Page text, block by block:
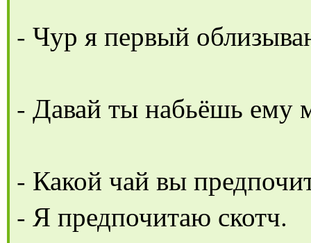
- Чур я первый
- Давай ты набьёшь ему
- Какой чай вы
- Я предпочитаю скотч.